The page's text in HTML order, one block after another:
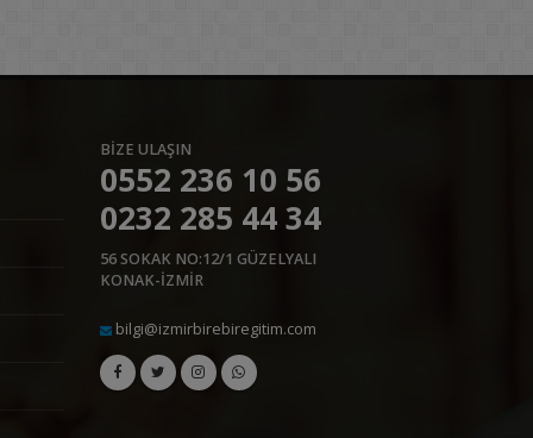
BIZE ULAŞIN
0552 236 10 56
0232 285 44 34
56 SOKAK NO:12/1 GÜZELYALI
KONAK-İZMİR
bilgi@izmirbirebiregitim.com